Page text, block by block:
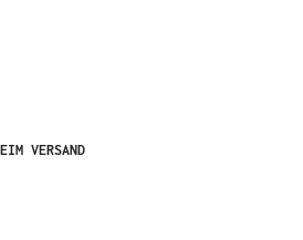
VERSAND